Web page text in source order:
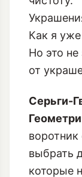
от
Серьги-
воротник
выбрать
которые
Если же
шее